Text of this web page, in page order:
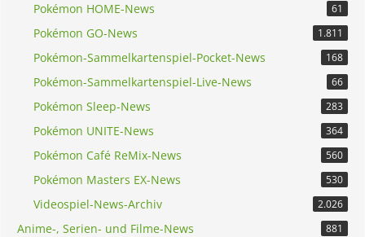
Pokémon HOME-News 61
Pokémon GO-News 1.811
Pokémon-Sammelkartenspiel-Pocket-News 168
Pokémon-Sammelkartenspiel-Live-News 66
Pokémon Sleep-News 283
Pokémon UNITE-News 364
Pokémon Café ReMix-News 560
Pokémon Masters EX-News 530
Videospiel-News-Archiv 2.026
Anime-, Serien- und Filme-News 881